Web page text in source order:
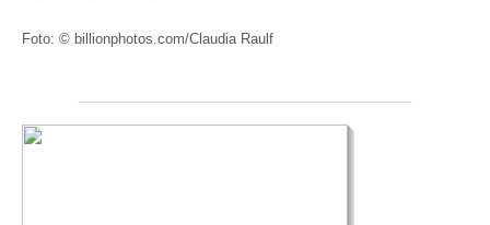
Foto: © billionphotos.com/Claudia Raulf